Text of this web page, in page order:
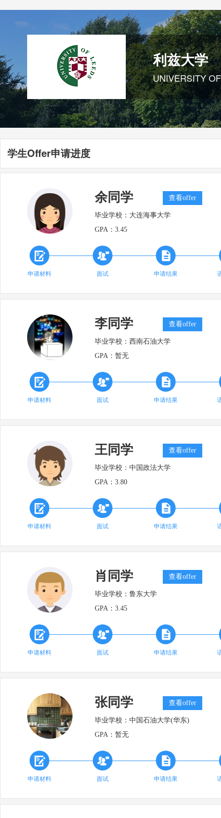
利兹大学
UNIVERSITY
学生Offer申请进度
余同学 查看offer
毕业学校： 大连海事大学
GPA： 3.45

申请材料

面试

申请结果
李同学 查看offer
毕业学校： 西南石油大学
GPA： 暂无

申请材料

面试

申请结果
王同学 查看offer
毕业学校： 中国政法大学
GPA： 3.80

申请材料

面试

申请结果
肖同学 查看offer
毕业学校： 鲁东大学
GPA： 3.45

申请材料

面试

申请结果
张同学 查看offer
毕业学校： 中国石油大学(华东)
GPA： 暂无

申请材料

面试

申请结果